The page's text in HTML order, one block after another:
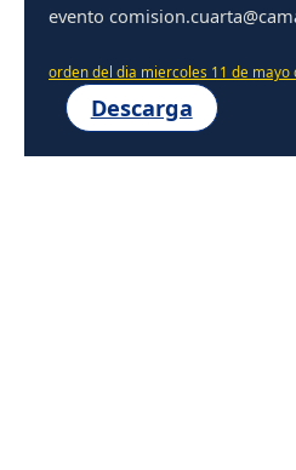
evento
orden del dia miercoles 11 de mayo
Descarga